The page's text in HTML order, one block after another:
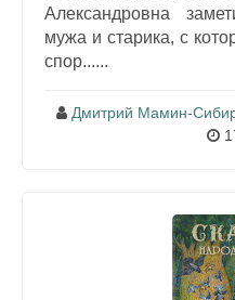
Александровна
мужа и старика, с
спор......
Дмитрий Мамин-